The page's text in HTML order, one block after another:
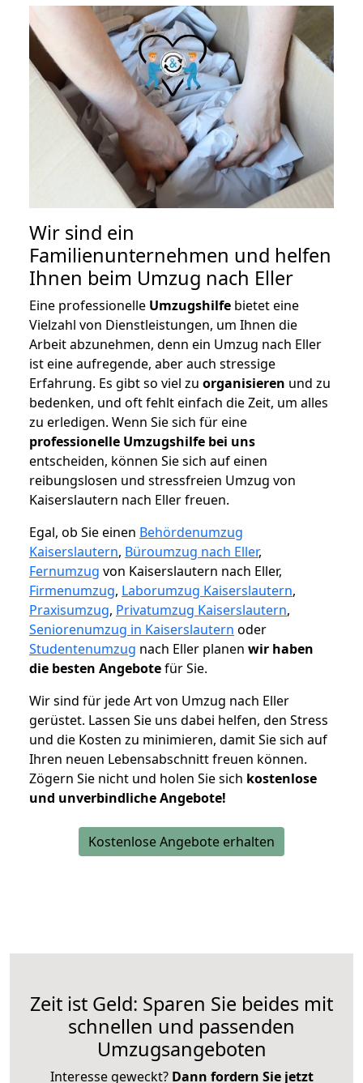
Wir sind ein
Familienunternehmen und helfen
Ihnen beim Umzug nach Eller
Eine professionelle Umzugshilfe bietet eine
Vielzahl von Dienstleistungen, um Ihnen die
Arbeit abzunehmen, denn ein Umzug nach Eller
ist eine aufregende, aber auch stressige
Erfahrung. Es gibt so viel zu organisieren und zu
bedenken, und oft fehlt einfach die Zeit, um alles
zu erledigen. Wenn Sie sich für eine
professionelle Umzugshilfe bei uns
entscheiden, können Sie sich auf einen
reibungslosen und stressfreien Umzug von
Kaiserslautern nach Eller freuen.
Egal, ob Sie einen Behördenumzug
Kaiserslautern, Büroumzug nach Eller,
Fernumzug von Kaiserslautern nach Eller,
Firmenumzug, Laborumzug Kaiserslautern,
Praxisumzug, Privatumzug Kaiserslautern,
Seniorenumzug in Kaiserslautern oder
Studentenumzug nach Eller planen wir haben
die besten Angebotefür Sie.
Wir sind für jede Art von Umzug nach Eller
gerüstet. Lassen Sie uns dabei helfen, den Stress
und die Kosten zu minimieren, damit Sie sich auf
Ihren neuen Lebensabschnitt freuen können.
Zögern Sie nicht und holen Sie sich kostenlose
und unverbindliche Angebote!
Kostenlose Angebote erhalten
Zeit ist Geld: Sparen Sie beides mit
schnellen und passenden
Umzugsangeboten
Interesse geweckt? Dann fordern Sie jetzt